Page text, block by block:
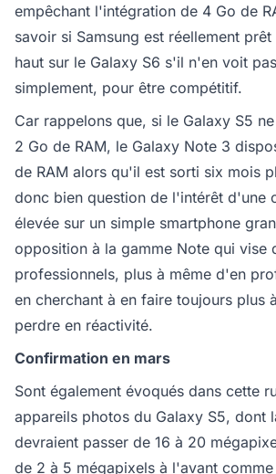
empêchant l'intégration de 4 Go de
savoir si Samsung est réellement
haut sur le Galaxy S6 s'il n'en voit
simplement, pour être compétitif.
Car rappelons que, si le Galaxy S5
2 Go de RAM, le Galaxy Note 3
de RAM alors qu'il est sorti six mois
donc bien question de l'intérêt d'une
élevée sur un simple smartphone
opposition à la gamme Note qui vise
professionnels, plus à même d'en
en cherchant à en faire toujours plus
perdre en réactivité.
Confirmation en mars
Sont également évoqués dans cette
appareils photos du Galaxy S5, dont
devraient passer de 16 à 20
de 2 à 5 mégapixels à l'avant